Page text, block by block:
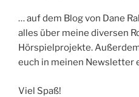
… auf dem Blog von Dane
alles über meine diversen
Hörspielprojekte.
euch in meinen Newsletter
Viel Spaß!